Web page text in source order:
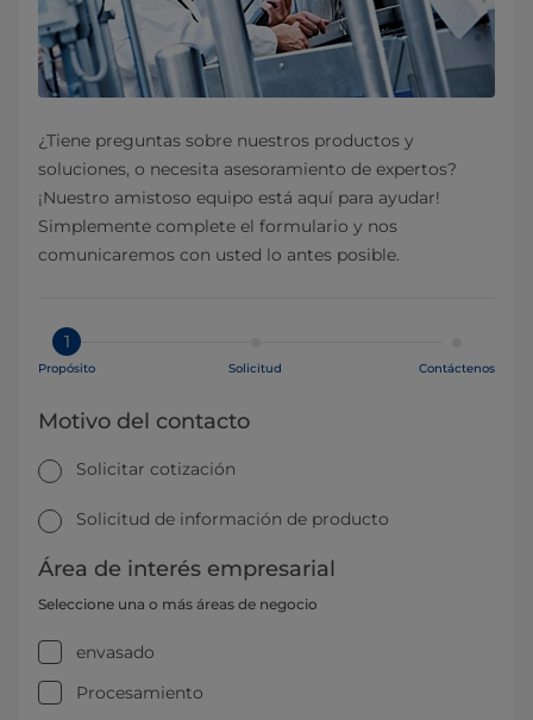
¿Tiene preguntas sobre nuestros productos y
soluciones, o necesita asesoramiento de expertos?
¡Nuestro amistoso equipo está aquí para ayudar!
Simplemente complete el formulario y nos
comunicaremos con usted lo antes posible.
1
Propósito Solicitud Contáctenos
Motivo del contacto
Solicitar cotización
Solicitud de información de producto
Área de interés empresarial
Seleccione una o más áreas de negocio
envasado
Procesamiento